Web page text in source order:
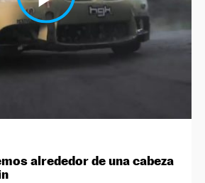
alrededor de una cabeza